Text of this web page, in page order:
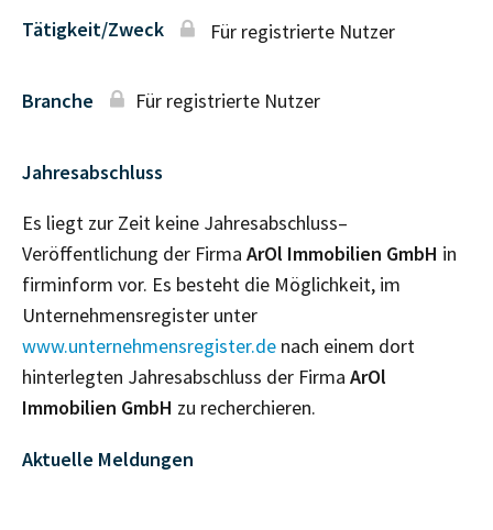
Tätigkeit/Zweck Für registrierte Nutzer
Branche Für registrierte Nutzer
Jahresabschluss
Es liegt zur Zeit keine Jahresabschluss–
Veröffentlichung der Firma ArOl Immobilien GmbH in
firminform vor. Es besteht die Möglichkeit, im
Unternehmensregister unter
www.unternehmensregister.de nach einem dort
hinterlegten Jahresabschluss der Firma ArOl
Immobilien GmbH zu recherchieren.
Aktuelle Meldungen